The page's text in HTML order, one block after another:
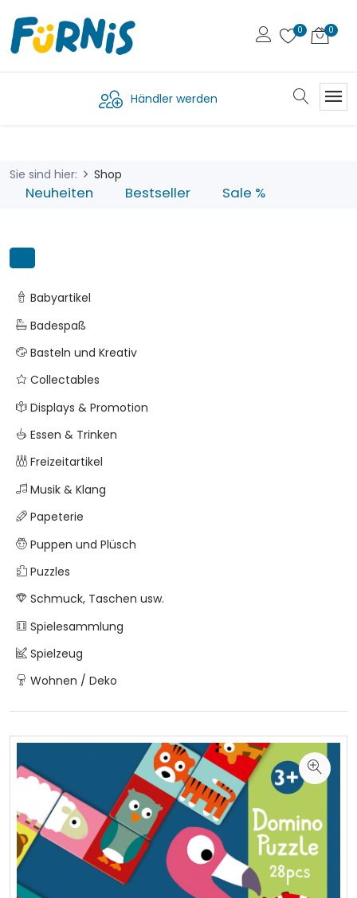
Händler werden
Sie sind hier: Shop
Neuheiten Bestseller Sale %
Babyartikel
Badespaß
Basteln und Kreativ
Collectables
Displays & Promotion
Essen & Trinken
Freizeitartikel
Musik & Klang
Papeterie
Puppen und Plüsch
Puzzles
Schmuck, Taschen usw.
Spielesammlung
Spielzeug
Wohnen / Deko